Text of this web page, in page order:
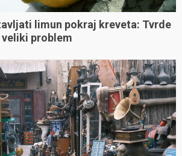
limun pokraj kreveta: Tvrde
problem